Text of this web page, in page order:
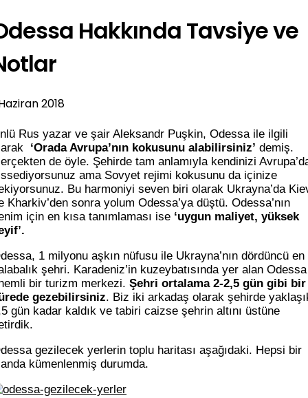
Hakkında Tavsiye ve
2018
Rus yazar ve şair Aleksandr Puşkin, Odessa ile ilgili
‘Orada Avrupa’nın kokusunu alabilirsiniz’ demiş.
de öyle. Şehirde tam anlamıyla kendinizi
ama Sovyet rejimi kokusunu da içinize
Bu harmoniyi seven biri olarak Ukrayna’da
Kharkiv’den sonra yolum Odessa’ya düştü. Odessa’nın
için en kısa tanımlaması ise ‘uygun maliyet, yüksek
1 milyonu aşkın nüfusu ile Ukrayna’nın dördüncü en
şehri. Karadeniz’in kuzeybatısında yer alan Odessa
bir turizm merkezi. Şehri ortalama 2-2,5 gün gibi bir
gezebilirsiniz. Biz iki arkadaş olarak şehirde
gün kadar kaldık ve tabiri caizse şehrin altını üstüne
gezilecek yerlerin toplu haritası aşağıdaki. Hepsi bir
kümenlenmiş durumda.